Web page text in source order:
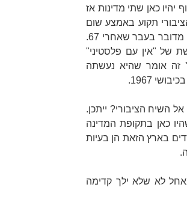
יהיו כאן שתי מדינות אז
תקוע באמצע שום
מקום, אנשים מחפשים מוצא והמקום הראשון לחפש בו הוא העבר. כרגע מדובר בעבר שאחרי 67.
של "אין עם פלסטיני"
שרואים בטוקבקים (לא לזלזל, כשאמירה מגיעה לטוקבקים של YNET זה אומר שהיא נעשתה
1967.
השיח הציבורי? ייתכן.
כאן בתקופת המדינה
בארץ הזאת הן בעיות
לא שלא ילך קדימה